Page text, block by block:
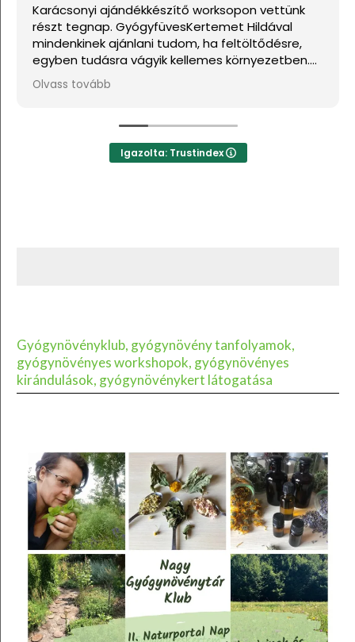
ajándékkészítő worksopon vettünk
tegnap. GyógyfüvesKertemet Hildával
ajánlani tudom, ha feltöltődésre,
tudásra vágyik kellemes környezetben.
lehetne sokkal több csillagot adni, akkor azt
adnám.
tovább
Igazolta: Trustindex
Gyógynövényklub, gyógynövény tanfolyamok,
gyógynövényes workshopok, gyógynövényes
kirándulások, gyógynövénykert látogatása